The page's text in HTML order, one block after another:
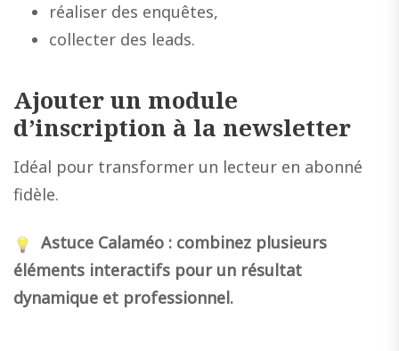
réaliser des enquêtes,
collecter des leads.
Ajouter un module
d’inscription à la newsletter
Idéal pour transformer un lecteur en abonné
fidèle.
Astuce Calaméo : combinez plusieurs
éléments interactifs pour un résultat
dynamique et professionnel.